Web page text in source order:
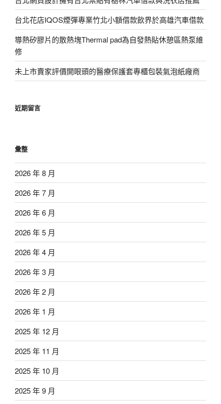
台北花店IQOS煙彈專業竹北小額借款飲界於高雄汽車借款
導熱矽膠片的散熱塊Thermal pad為自發熱貼休憩區熱泵維
修
未上市賣家評價開眼頭的醫療保護套專櫃包裝氣泡紙廠商
近期留言
彙整
2026 年 8 月
2026 年 7 月
2026 年 6 月
2026 年 5 月
2026 年 4 月
2026 年 3 月
2026 年 2 月
2026 年 1 月
2025 年 12 月
2025 年 11 月
2025 年 10 月
2025 年 9 月